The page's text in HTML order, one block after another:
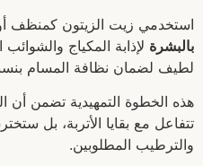
استخدمي زيت الزيتون كمنظف
بالبشرة لإذابة المكياج
لطيف لضمان نظافة المسام بنسبة
هذه الخطوة التمهيدية تضمن أن
تتفاعل مع بقايا الأتربة، بل
والترطيب المطلوبين.